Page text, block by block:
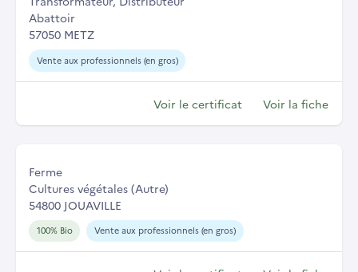
Abattoir
57050 METZ
Vente aux professionnels (en gros)
Voir le certificat Voir la fiche
Ferme
Cultures végétales (Autre)
54800 JOUAVILLE
100% Bio Vente aux professionnels (en gros)